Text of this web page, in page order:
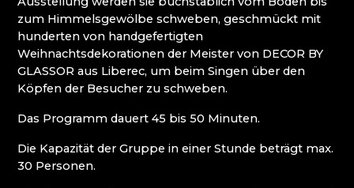
TRISHARDS
VAGNERGLASS
VEREIN DER FREUNDE DER GLASHÜTTE
CHŘIBSKÁ
VLADIMIR KLEIN
WEIHNACHTSKRIPPEN KRYŠTOFOVO ÚDOLÍ
Riesengebirge
zum Himmelsgewölbe schweben, geschmückt mit
hunderten von handgefertigten
Weihnachtsdekorationen der Meister von DECOR BY
GLASSOR aus Liberec, um beim Singen über den
Köpfen der Besucher zu schweben.
Das Programm dauert 45 bis 50 Minuten.
Die Kapazität der Gruppe in einer Stunde beträgt max.
30 Personen.